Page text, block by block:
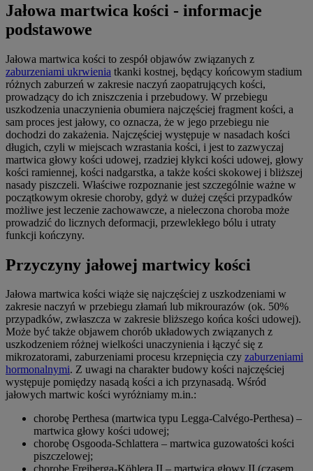
Jałowa martwica kości - informacje
podstawowe
Jałowa martwica kości to zespół objawów związanych z
zaburzeniami ukrwienia tkanki kostnej, będący końcowym stadium
różnych zaburzeń w zakresie naczyń zaopatrujących kości,
prowadzący do ich zniszczenia i przebudowy. W przebiegu
uszkodzenia unaczynienia obumiera najczęściej fragment kości, a
sam proces jest jałowy, co oznacza, że w jego przebiegu nie
dochodzi do zakażenia. Najczęściej występuje w nasadach kości
długich, czyli w miejscach wzrastania kości, i jest to zazwyczaj
martwica głowy kości udowej, rzadziej kłykci kości udowej, głowy
kości ramiennej, kości nadgarstka, a także kości skokowej i bliższej
nasady piszczeli. Właściwe rozpoznanie jest szczególnie ważne w
początkowym okresie choroby, gdyż w dużej części przypadków
możliwe jest leczenie zachowawcze, a nieleczona choroba może
prowadzić do licznych deformacji, przewlekłego bólu i utraty
funkcji kończyny.
Przyczyny jałowej martwicy kości
Jałowa martwica kości wiąże się najczęściej z uszkodzeniami w
zakresie naczyń w przebiegu złamań lub mikrourazów (ok. 50%
przypadków, zwłaszcza w zakresie bliższego końca kości udowej).
Może być także objawem chorób układowych związanych z
uszkodzeniem różnej wielkości unaczynienia i łączyć się z
mikrozatorami, zaburzeniami procesu krzepnięcia czy zaburzeniami
hormonalnymi. Z uwagi na charakter budowy kości najczęściej
występuje pomiędzy nasadą kości a ich przynasadą. Wśród
jałowych martwic kości wyróżniamy m.in.:
chorobę Perthesa (martwica typu Legga-Calvégo-Perthesa) –
martwica głowy kości udowej;
chorobę Osgooda-Schlattera – martwica guzowatości kości
piszczelowej;